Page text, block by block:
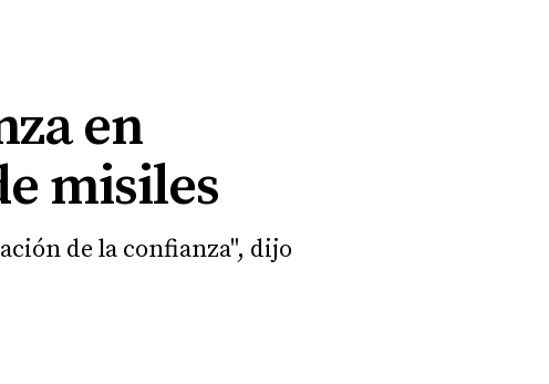
en
misiles
de la confianza", dijo